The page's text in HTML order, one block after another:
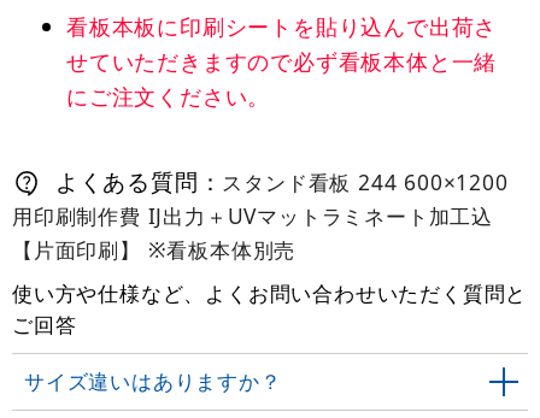
看板本板に印刷シートを貼り込んで出荷さ
せていただきますので必ず看板本体と一緒
にご注文ください。
よくある質問： スタンド看板 244 600×1200
用印刷制作費 IJ出力＋UVマットラミネート加工込
【片面印刷】 ※看板本体別売
使い方や仕様など、よくお問い合わせいただく質問と
ご回答
サイズ違いはありますか？